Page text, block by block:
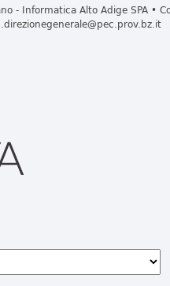
- Informatica Alto Adige SPA •